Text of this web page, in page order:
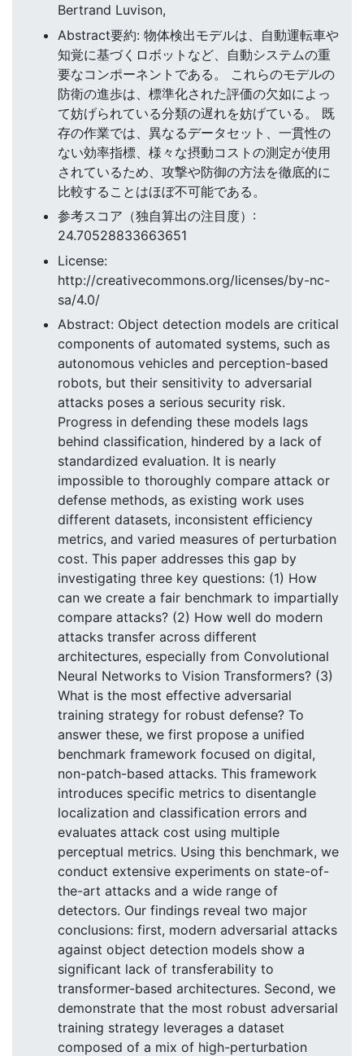
Bertrand Luvison,
Abstract要約: 物体検出モデルは、自動運転車や
知覚に基づくロボットなど、自動システムの重
要なコンポーネントである。 これらのモデルの
防衛の進歩は、標準化された評価の欠如によっ
て妨げられている分類の遅れを妨げている。 既
存の作業では、異なるデータセット、一貫性の
ない効率指標、様々な摂動コストの測定が使用
されているため、攻撃や防御の方法を徹底的に
比較することはほぼ不可能である。
参考スコア（独自算出の注目度）:
24.70528833663651
License:
http://creativecommons.org/licenses/by-nc-
sa/4.0/
Abstract: Object detection models are critical
components of automated systems, such as
autonomous vehicles and perception-based
robots, but their sensitivity to adversarial
attacks poses a serious security risk.
Progress in defending these models lags
behind classification, hindered by a lack of
standardized evaluation. It is nearly
impossible to thoroughly compare attack or
defense methods, as existing work uses
different datasets, inconsistent efficiency
metrics, and varied measures of perturbation
cost. This paper addresses this gap by
investigating three key questions: (1) How
can we create a fair benchmark to impartially
compare attacks? (2) How well do modern
attacks transfer across different
architectures, especially from Convolutional
Neural Networks to Vision Transformers? (3)
What is the most effective adversarial
training strategy for robust defense? To
answer these, we first propose a unified
benchmark framework focused on digital,
non-patch-based attacks. This framework
introduces specific metrics to disentangle
localization and classification errors and
evaluates attack cost using multiple
perceptual metrics. Using this benchmark, we
conduct extensive experiments on state-of-
the-art attacks and a wide range of
detectors. Our findings reveal two major
conclusions: first, modern adversarial attacks
against object detection models show a
significant lack of transferability to
transformer-based architectures. Second, we
demonstrate that the most robust adversarial
training strategy leverages a dataset
composed of a mix of high-perturbation